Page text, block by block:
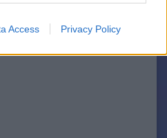
Access Privacy Policy
Soros Györgynek: "Szóljon, ha
közéleti paranoia ellen"